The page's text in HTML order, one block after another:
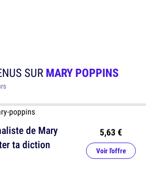
SURMARY POPPINS
de Mary
ta diction
5,63 €
Voir l'offre